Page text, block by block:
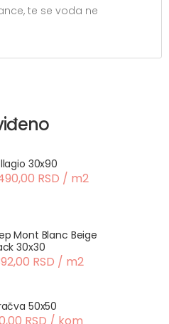
te se voda ne
30x90
RSD / m2
Mont Blanc Beige
30x30
RSD / m2
50x50